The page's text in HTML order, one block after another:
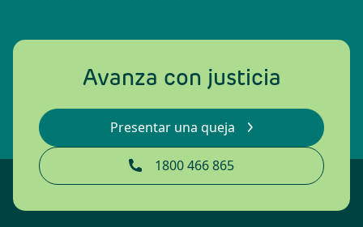
Avanza con justicia
Presentar una queja
1800 466 865